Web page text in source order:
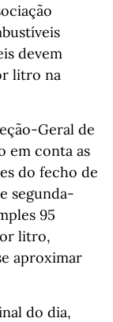
devem
litro na
Geral de
em conta as
do fecho de
segunda-
95
litro,
aproximar
do dia,